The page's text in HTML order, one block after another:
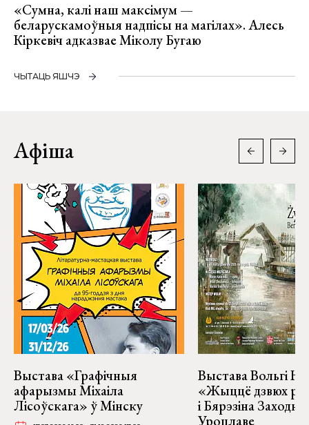
«Сумна, калі наш максімум —
беларускамоўныя надпісы на магілах». Алесь
Кіркевіч адказвае Міколу Бугаю
ЧЫТАЦЬ ЯШЧЭ
Афіша
Выстава «Графічныя
афарызмы Міхаіла
Лісоўскага» ў Мінску
Выстава Вольгі
«Жыццё дзвюх
і Бярэзіна
Уроцлаве